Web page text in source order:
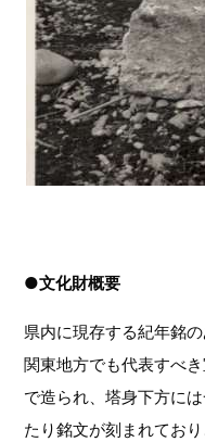
●文化財概要
県内に現存する紀年銘
関東地方でも代表すべ
で造られ、塔身下方に
たり銘文が刻まれてお